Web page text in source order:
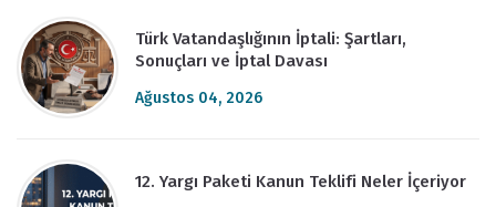
Türk Vatandaşlığının İptali: Şartları,
Sonuçları ve İptal Davası
Ağustos 04, 2026
12. Yargı Paketi Kanun Teklifi Neler İçeriyor